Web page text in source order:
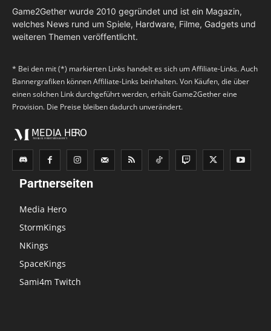
Game2Gether wurde 2010 gegründet und ist ein Magazin,
welches News rund um Spiele, Hardware, Filme, Gadgets und
weiteren Themen veröffentlicht.
* Bei den mit (*) markierten Links handelt es sich um Affiliate-Links. Auch
Bannergrafiken können Affiliate-Links beinhalten. Von Käufen, die über
einen solchen Link durchgeführt werden, erhält Game2Gether eine
Provision. Die Preise bleiben dadurch unverändert.
Partnerseiten
Media Hero
StormKings
NKings
SpaceKings
Sami4m Twitch